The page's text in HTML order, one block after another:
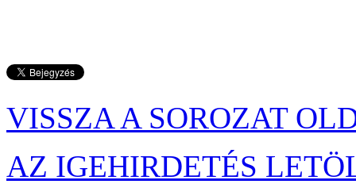
VISSZA A SOROZAT
AZ IGEHIRDETÉS